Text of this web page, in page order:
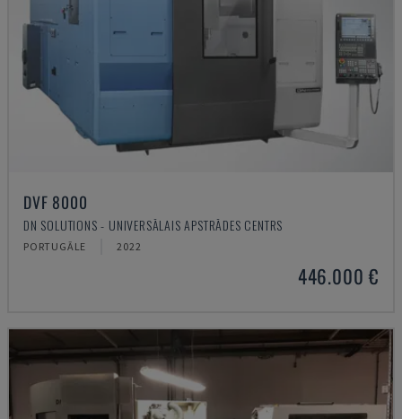
DVF 8000
DN SOLUTIONS - UNIVERSĀLAIS APSTRĀDES CENTRS
PORTUGĀLE 2022
446.000 €